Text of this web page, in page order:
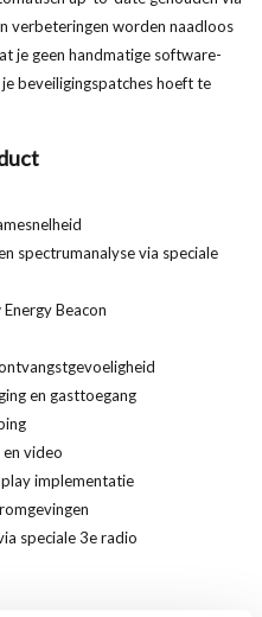
verbeteringen worden naadloos
je geen handmatige software-
jebeveiligingspatches hoeft te
spectrumanalyse via speciale
Beacon
en gasttoegang
video
implementatie
speciale 3e radio